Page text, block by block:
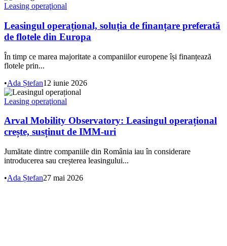
Leasing operaţional
Leasingul operațional, soluția de finanțare preferată
de flotele din Europa
În timp ce marea majoritate a companiilor europene își finanțează
flotele prin...
•Ada Ștefan12 iunie 2026
Leasing operaţional
Arval Mobility Observatory: Leasingul operațional
crește, susținut de IMM-uri
Jumătate dintre companiile din România iau în considerare
introducerea sau creșterea leasingului...
•Ada Ștefan27 mai 2026